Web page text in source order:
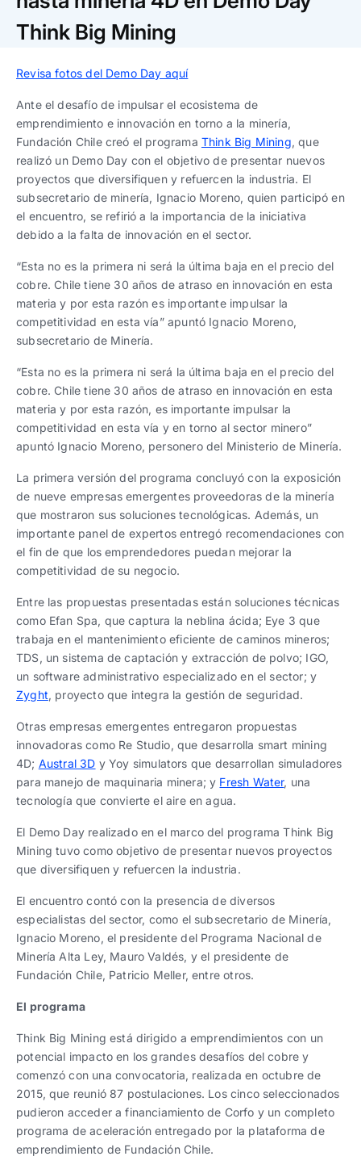
Trabaja con nosotros
Español |English
Ver todas
Español|English
Ver todas
Español|English
Español |English
EspañolEnglish
EspañolEnglish
Think Big Mining
Revisa fotos del Demo Day aquí
Ante el desafío de impulsar el ecosistema de
emprendimiento e innovación en torno a la minería,
Fundación Chile creó el programa Think Big Mining, que
realizó un Demo Day con el objetivo de presentar nuevos
proyectos que diversifiquen y refuercen la industria. El
subsecretario de minería, Ignacio Moreno, quien participó en
el encuentro, se refirió a la importancia de la iniciativa
debido a la falta de innovación en el sector.
“Esta no es la primera ni será la última baja en el precio del
cobre. Chile tiene 30 años de atraso en innovación en esta
materia y por esta razón es importante impulsar la
competitividad en esta vía” apuntó Ignacio Moreno,
subsecretario de Minería.
“Esta no es la primera ni será la última baja en el precio del
cobre. Chile tiene 30 años de atraso en innovación en esta
materia y por esta razón, es importante impulsar la
competitividad en esta vía y en torno al sector minero”
apuntó Ignacio Moreno, personero del Ministerio de Minería.
La primera versión del programa concluyó con la exposición
de nueve empresas emergentes proveedoras de la minería
que mostraron sus soluciones tecnológicas. Además, un
importante panel de expertos entregó recomendaciones con
el fin de que los emprendedores puedan mejorar la
competitividad de su negocio.
Entre las propuestas presentadas están soluciones técnicas
como Efan Spa, que captura la neblina ácida; Eye 3 que
trabaja en el mantenimiento eficiente de caminos mineros;
TDS, un sistema de captación y extracción de polvo; IGO,
un software administrativo especializado en el sector; y
Zyght, proyecto que integra la gestión de seguridad.
Otras empresas emergentes entregaron propuestas
innovadoras como Re Studio, que desarrolla smart mining
4D; Austral 3D y Yoy simulators que desarrollan simuladores
para manejo de maquinaria minera; y Fresh Water, una
tecnología que convierte el aire en agua.
El Demo Day realizado en el marco del programa Think Big
Mining tuvo como objetivo de presentar nuevos proyectos
que diversifiquen y refuercen la industria.
El encuentro contó con la presencia de diversos
especialistas del sector, como el subsecretario de Minería,
Ignacio Moreno, el presidente del Programa Nacional de
Minería Alta Ley, Mauro Valdés, y el presidente de
Fundación Chile, Patricio Meller, entre otros.
El programa
Think Big Mining está dirigido a emprendimientos con un
potencial impacto en los grandes desafíos del cobre y
comenzó con una convocatoria, realizada en octubre de
2015, que reunió 87 postulaciones. Los cinco seleccionados
pudieron acceder a financiamiento de Corfo y un completo
programa de aceleración entregado por la plataforma de
emprendimiento de Fundación Chile.